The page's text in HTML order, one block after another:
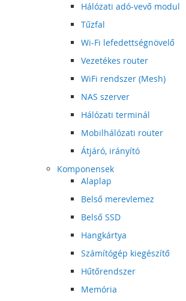
Hálózati adó-vevő modul
Tűzfal
Wi-Fi lefedettségnövelő
Vezetékes router
WiFi rendszer (Mesh)
NAS szerver
Hálózati terminál
Mobilhálózati router
Átjáró, irányító
Komponensek
Alaplap
Belső merevlemez
Belső SSD
Hangkártya
Számítógép kiegészítő
Hűtőrendszer
Memória